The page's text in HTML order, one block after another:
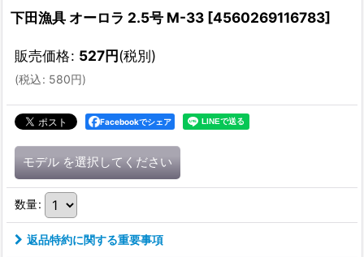
下田漁具 オーロラ 2.5号 M-33 [4560269116783]
販売価格: 527円(税別)
(税込: 580円)
Facebookでシェア
モデル を選択してください
数量:
返品特約に関する重要事項